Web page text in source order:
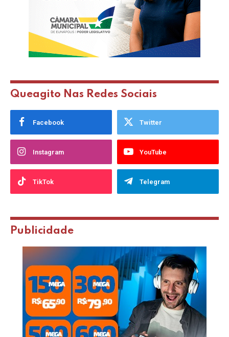
Queagito Nas Redes Sociais
Facebook Twitter
Instagram YouTube
TikTok Telegram
Publicidade